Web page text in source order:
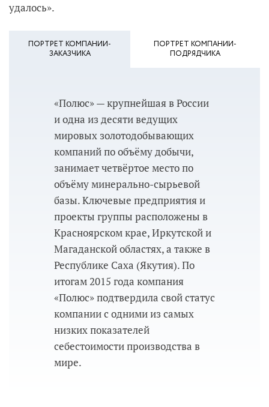
удалось».
ПОРТРЕТ КОМПАНИИ-
ЗАКАЗЧИКА
ПОРТРЕТ КОМПАНИИ-
ПОДРЯДЧИКА
«Полюс» — крупнейшая в России
и одна из десяти ведущих
мировых золотодобывающих
компаний по объёму добычи,
занимает четвёртое место по
объёму минерально-сырьевой
базы. Ключевые предприятия и
проекты группы расположены в
Красноярском крае, Иркутской и
Магаданской областях, а также в
Республике Саха (Якутия). По
итогам 2015 года компания
«Полюс» подтвердила свой статус
компании с одними из самых
низких показателей
себестоимости производства в
мире.